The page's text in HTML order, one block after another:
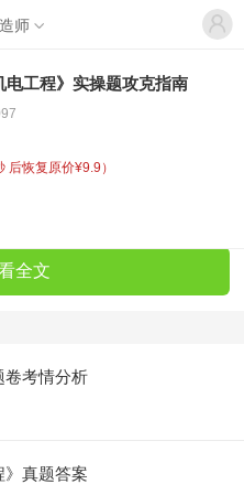
师
电工程》实操题攻克指南
后恢复原价¥9.9）
全文
卷考情分析
》真题答案